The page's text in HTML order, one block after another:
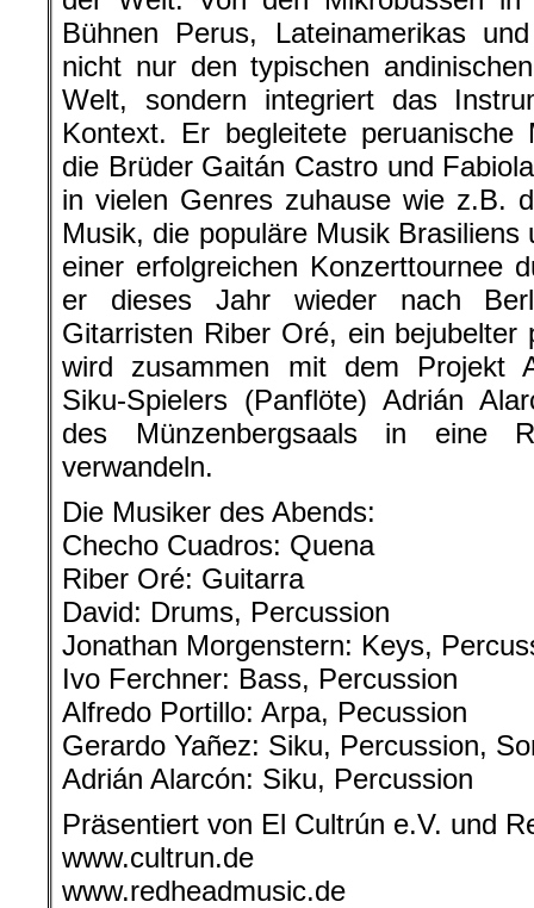
Bühnen Perus, Lateinamerikas
nicht nur den typischen
Welt, sondern integriert das
Kontext. Er begleitete
die Brüder Gaitán Castro und
in vielen Genres zuhause wie z.B.
Musik, die populäre Musik
einer erfolgreichen Konzerttournee
er dieses Jahr wieder nach
Gitarristen Riber Oré, ein bejubelter
wird zusammen mit dem Projekt
Siku-Spielers (Panflöte) Adrián
des Münzenbergsaals in eine
verwandeln.
Die Musiker des Abends:
Checho Cuadros: Quena
Riber Oré: Guitarra
David: Drums, Percussion
Jonathan Morgenstern: Keys,
Ivo Ferchner: Bass, Percussion
Alfredo Portillo: Arpa, Pecussion
Gerardo Yañez: Siku, Percussion,
Adrián Alarcón: Siku, Percussion
Präsentiert von El Cultrún e.V. und
www.cultrun.de
www.redheadmusic.de